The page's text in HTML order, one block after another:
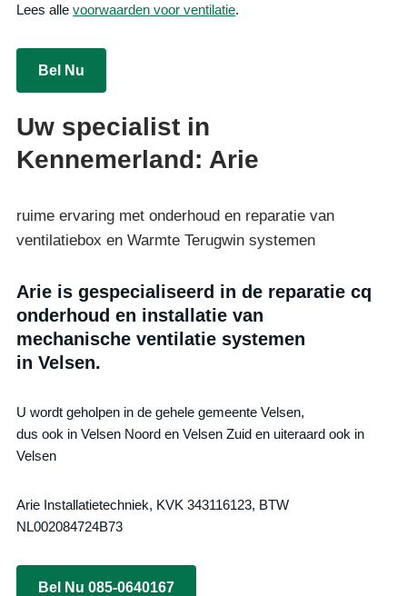
Lees allevoorwaarden voor ventilatie.
Bel Nu
Uw specialist in
Kennemerland: Arie
ruime ervaring met onderhoud en reparatie van
ventilatiebox en Warmte Terugwin systemen
Arie is gespecialiseerd in de reparatie cq
onderhoud en installatie van
mechanische ventilatie systemen
in Velsen.
U wordt geholpen in de gehele gemeente Velsen,
dus ook in Velsen Noord en Velsen Zuid en uiteraard ook in
Velsen
Arie Installatietechniek, KVK 343116123, BTW
NL002084724B73
Bel Nu 085-0640167